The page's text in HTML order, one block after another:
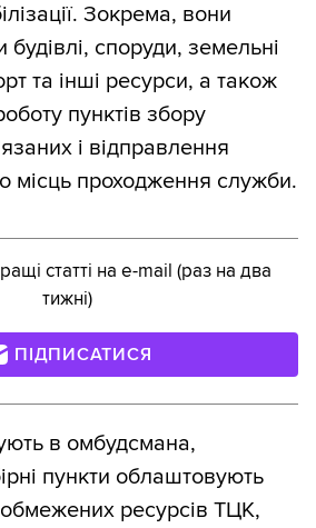
Зокрема, вони
будівлі, споруди, земельні
та інші ресурси, а також
пунктів збору
і відправлення
місць проходження служби.
статті на e-mail (раз на два
тижні)
ПІДПИСАТИСЯ
в омбудсмана,
пункти облаштовують
ресурсів ТЦК,